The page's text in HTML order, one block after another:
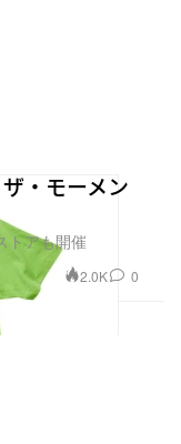
・モーメン
トアも開催
2.0K 0